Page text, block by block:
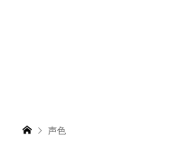
声色